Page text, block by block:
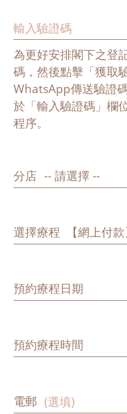
為更好安排閣下之登
碼，然後點擊「獲取
WhatsApp傳送驗證
於「輸入驗證碼」欄
程序。
分店
選擇療程
預約療程日期
預約療程時間
電郵